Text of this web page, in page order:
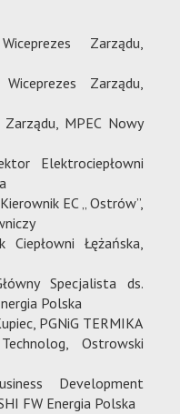
Wiceprezes Zarządu,
Wiceprezes Zarządu,
Zarządu, MPEC Nowy
Elektrociepłowni
EC „ Ostrów”,
Ciepłowni Łężańska,
Specjalista ds.
Polska
PGNiG TERMIKA
Ostrowski
Development
FW Energia Polska